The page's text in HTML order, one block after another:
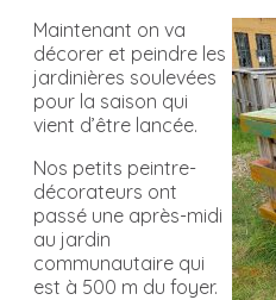
Maintenant on va
décorer et peindre les
jardinières soulevées
pour la saison qui
vient d’être lancée.
Nos petits peintre-
décorateurs ont
passé une après-midi
au jardin
communautaire qui
est à 500 m du foyer.